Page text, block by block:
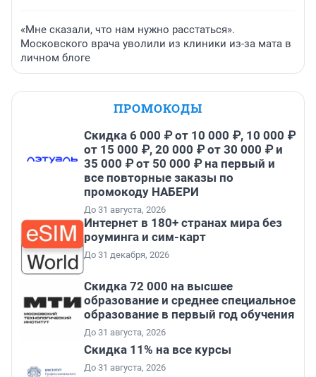
«Мне сказали, что нам нужно расстаться».
Московского врача уволили из клиники из-за мата в
личном блоге
ПРОМОКОДЫ
Скидка 6 000 ₽ от 10 000 ₽, 10 000 ₽
от 15 000 ₽, 20 000 ₽ от 30 000 ₽ и
35 000 ₽ от 50 000 ₽ на первый и
все повторные заказы по
промокоду НАБЕРИ
До 31 августа, 2026
Интернет в 180+ странах мира без
роуминга и сим-карт
До 31 декабря, 2026
Скидка 72 000 на высшее
образование и среднее специальное
образование в первый год обучения
До 31 августа, 2026
Скидка 11% на все курсы
До 31 августа, 2026